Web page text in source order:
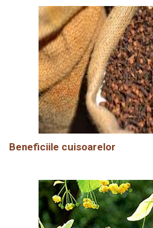
Beneficiile cuisoarelor